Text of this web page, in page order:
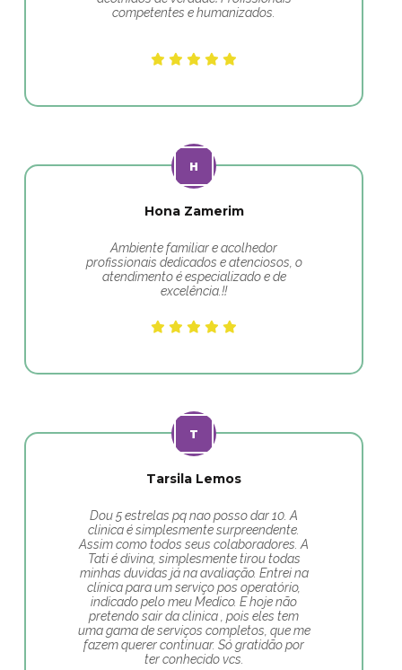
competentes e humanizados.
Hona Zamerim
Ambiente familiar e acolhedor
profissionais dedicados e atenciosos, o
atendimento é especializado e de
excelência.!!
Tarsila Lemos
Dou 5 estrelas pq nao posso dar 10. A
clinica é simplesmente surpreendente.
Assim como todos seus colaboradores. A
Tati é divina, simplesmente tirou todas
minhas duvidas já na avaliação. Entrei na
clínica para um serviço pos operatório,
indicado pelo meu Medico. E hoje não
pretendo sair da clinica , pois eles tem
uma gama de serviços completos, que me
fazem querer continuar. Só gratidão por
ter conhecido vcs.